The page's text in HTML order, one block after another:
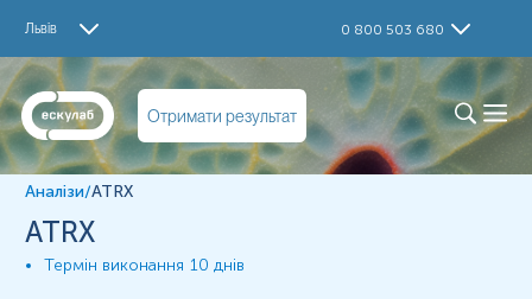
Львів 0 800 503 680
Отримати результат
ATRX
Матеріал
Парафінові блоки
вимірювань можуть змінюватися у відповідності до зміни
тест-систем.
Аналізи/ATRX
ATRX
Термін виконання 10 днів